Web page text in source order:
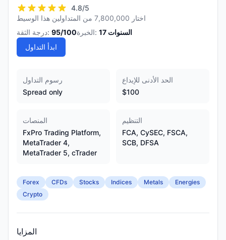
4.8/5
اختار 7,800,000 من المتداولين هذا الوسيط
درجة الثقة: 95/100 الخبرة: 17 السنوات
ابدأ التداول
رسوم التداول
Spread only
الحد الأدنى للإيداع
$100
المنصات
FxPro Trading Platform,
MetaTrader 4,
MetaTrader 5, cTrader
التنظيم
FCA, CySEC, FSCA,
SCB, DFSA
Forex CFDs Stocks Indices Metals
Energies
Crypto
المزايا